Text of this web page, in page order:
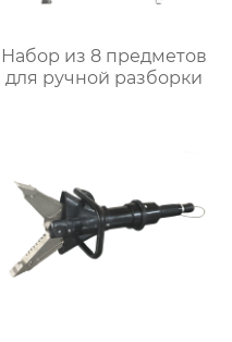
Набор из 8 предметов
для ручной разборки